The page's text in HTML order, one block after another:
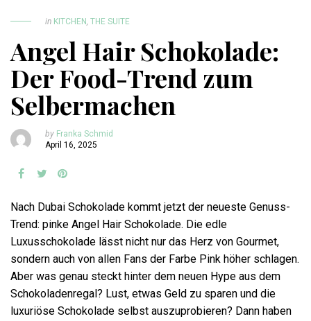
in KITCHEN, THE SUITE
Angel Hair Schokolade:
Der Food-Trend zum
Selbermachen
by Franka Schmid
April 16, 2025
Nach Dubai Schokolade kommt jetzt der neueste Genuss-
Trend: pinke Angel Hair Schokolade. Die edle
Luxusschokolade lässt nicht nur das Herz von Gourmet,
sondern auch von allen Fans der Farbe Pink höher schlagen.
Aber was genau steckt hinter dem neuen Hype aus dem
Schokoladenregal? Lust, etwas Geld zu sparen und die
luxuriöse Schokolade selbst auszuprobieren? Dann haben